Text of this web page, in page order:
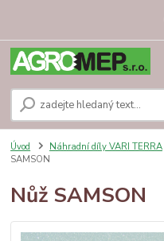
Úvod Náhradní díly VARI TERRA
SAMSON
Nůž SAMSON